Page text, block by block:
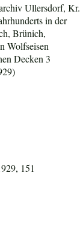
Ullersdorf, Kr.
in der
Brünich,
Wolfseisen
Decken 3
151